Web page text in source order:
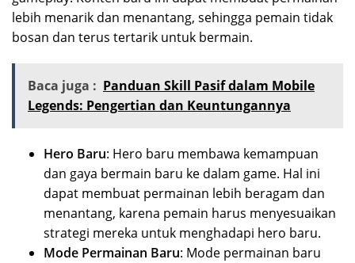
lebih menarik dan menantang, sehingga pemain tidak
bosan dan terus tertarik untuk bermain.
Baca juga : Panduan Skill Pasif dalam Mobile
Legends: Pengertian dan Keuntungannya
Hero Baru: Hero baru membawa kemampuan
dan gaya bermain baru ke dalam game. Hal ini
dapat membuat permainan lebih beragam dan
menantang, karena pemain harus menyesuaikan
strategi mereka untuk menghadapi hero baru.
Mode Permainan Baru: Mode permainan baru